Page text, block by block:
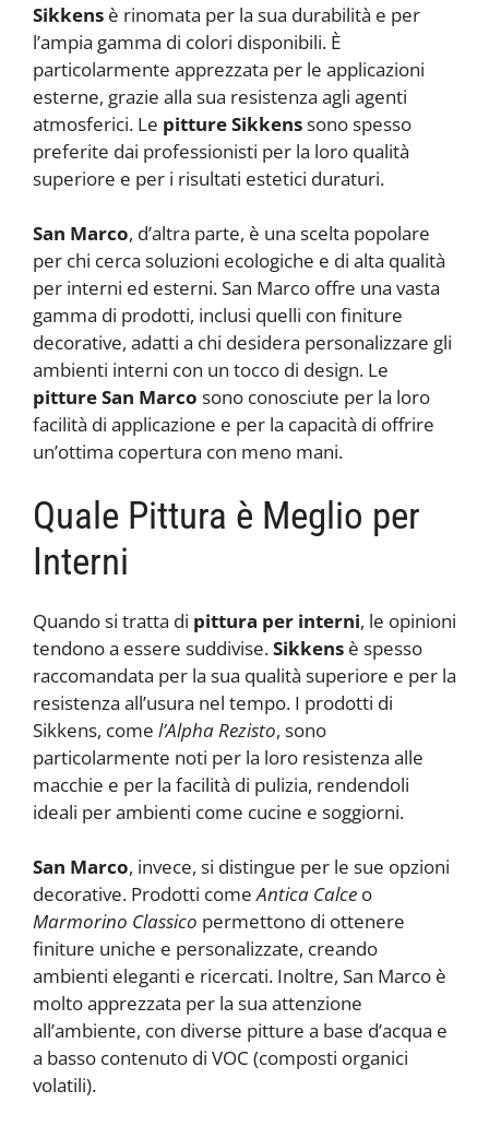
Sikkens è rinomata per la sua durabilità e per
l’ampia gamma di colori disponibili. È
particolarmente apprezzata per le applicazioni
esterne, grazie alla sua resistenza agli agenti
atmosferici. Le pitture Sikkenssono spesso
preferite dai professionisti per la loro qualità
superiore e per i risultati estetici duraturi.
San Marco, d’altra parte, è una scelta popolare
per chi cerca soluzioni ecologiche e di alta qualità
per interni ed esterni. San Marco offre una vasta
gamma di prodotti, inclusi quelli con finiture
decorative, adatti a chi desidera personalizzare gli
ambienti interni con un tocco di design. Le
pitture San Marco sono conosciute per la loro
facilità di applicazione e per la capacità di offrire
un’ottima copertura con meno mani.
Quale Pittura è Meglio per
Interni
Quando si tratta di pittura per interni, le opinioni
tendono a essere suddivise.Sikkens è spesso
raccomandata per la sua qualità superiore e per la
resistenza all’usura nel tempo. I prodotti di
Sikkens, come l’Alpha Rezisto, sono
particolarmente noti per la loro resistenza alle
macchie e per la facilità di pulizia, rendendoli
ideali per ambienti come cucine e soggiorni.
San Marco, invece, si distingue per le sue opzioni
decorative. Prodotti comeAntica Calce o
Marmorino Classico permettono di ottenere
finiture uniche e personalizzate, creando
ambienti eleganti e ricercati. Inoltre, San Marco è
molto apprezzata per la sua attenzione
all’ambiente, con diverse pitture a base d’acqua e
a basso contenuto di VOC (composti organici
volatili).